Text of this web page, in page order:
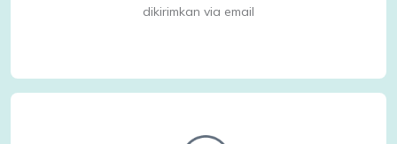
dikirimkan via email